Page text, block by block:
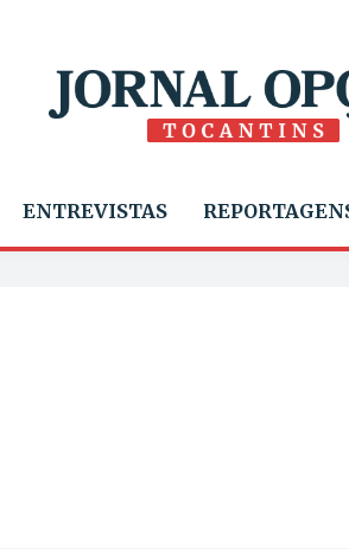
ENTREVISTAS